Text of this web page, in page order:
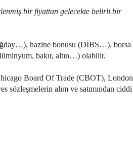
bir fiyattan gelecekte belirli bir
hazine bonusu (DİBS…), borsa
bakır, altın…) olabilir.
Board Of Trade (CBOT), London
alım ve satımından ciddi